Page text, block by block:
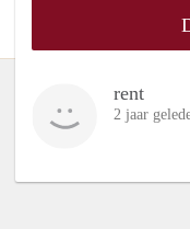
rent
2 jaar